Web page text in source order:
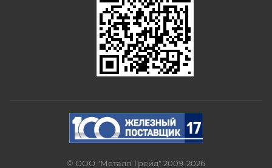
© ООО "Металл Трейд" 2009-2026